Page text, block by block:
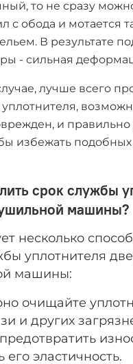
то не сразу
с обода и мотается
В результате
- сильная
лучше всего
и правильно
избежать
срок службы
машины?
несколько
уплотнителя
машины:
очищайте
и других
его эластичность.